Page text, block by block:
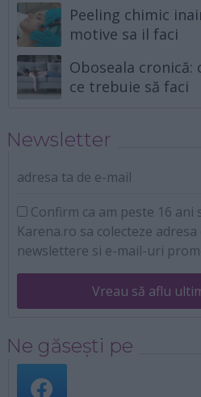
Peeling chimic
motive sa il faci
Oboseala
ce trebuie să faci
Newsletter
adresa ta de e-mail
Confirm ca am peste 16 ani
Karena.ro sa colecteze
newslettere si e-mail-uri
Vreau să aflu
Ne găsești pe